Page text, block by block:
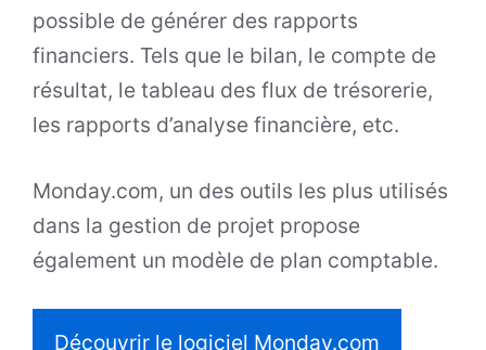
possible de générer des rapports
financiers. Tels que le bilan, le compte de
résultat, le tableau des flux de trésorerie,
les rapports d’analyse financière, etc.
Monday.com, un des outils les plus utilisés
dans la gestion de projet propose
également un modèle de plan comptable.
Découvrir le logiciel Monday.com